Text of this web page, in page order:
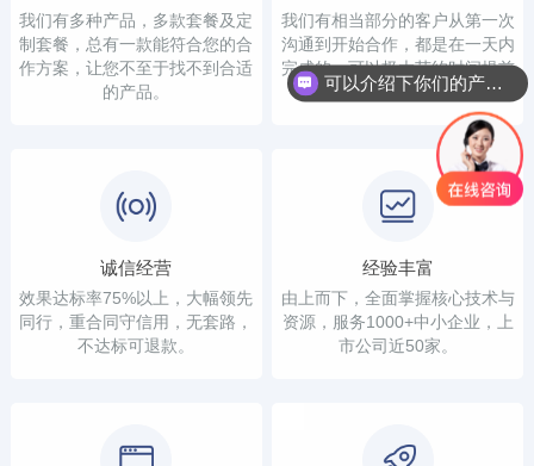
我们有多种产品，多款套餐及定
制套餐，总有一款能符合您的合
作方案，让您不至于找不到合适
的产品。
我们有相当部分的客户从第一次
沟通到开始合作，都是在一天内
完成的，可以极大节约时间提前
看到结果。
诚信经营
效果达标率75%以上，大幅领先
同行，重合同守信用，无套路，
不达标可退款。
经验丰富
由上而下，全面掌握核心技术与
资源，服务1000+中小企业，上
市公司近50家。
可以介绍下你们的产品么？